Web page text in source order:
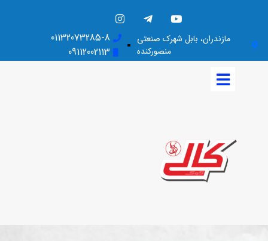
مازندران، بابل شهرک صنعتی
منصورکنده
01132073285-8
09112002113